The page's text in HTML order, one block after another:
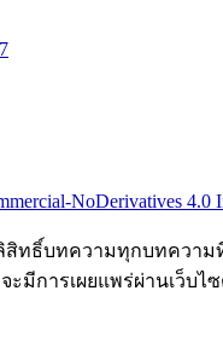
NoDerivatives 4.0
สิทธิ์บทความทุกบทคว
มีการเผยแพร่ผ่านเว็บไ